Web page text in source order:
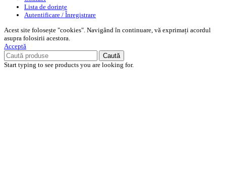
Lista de dorințe
Autentificare / Înregistrare
Acest site folosește "cookies". Navigând în continuare, vă exprimați acordul
asupra folosirii acestora.
Acceptă
Caută
Start typing to see products you are looking for.